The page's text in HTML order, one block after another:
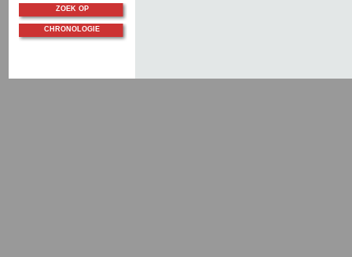
ZOEK OP
CHRONOLOGIE